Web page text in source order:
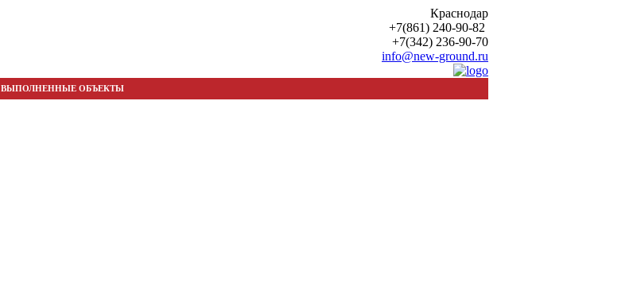
Краснодар
+7(861) 240-90-82
+7(342) 236-90-70
info@new-ground.ru
ВЫПОЛНЕННЫЕ ОБЪЕКТЫ